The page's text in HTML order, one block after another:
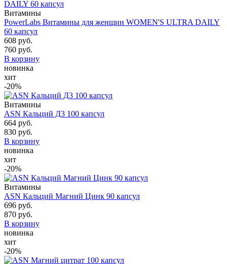
Витамины
PowerLabs Витамины для женщин WOMEN'S ULTRA DAILY
60 капсул
608 руб.
760 руб.
В корзину
новинка
хит
-20%
Витамины
ASN Кальций Д3 100 капсул
664 руб.
830 руб.
В корзину
новинка
хит
-20%
Витамины
ASN Кальций Магний Цинк 90 капсул
696 руб.
870 руб.
В корзину
новинка
хит
-20%